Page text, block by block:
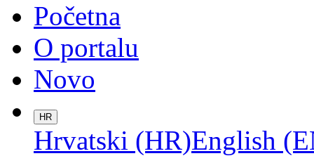
Početna
O portalu
Novo
HR
Hrvatski (HR)English